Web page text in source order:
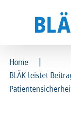
Ärztinnen und
Ärztinnen und
Home
|
BLÄK leistet